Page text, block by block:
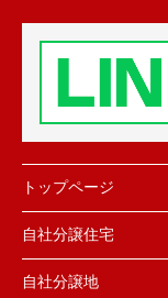
トップページ
自社分譲住宅
自社分譲地